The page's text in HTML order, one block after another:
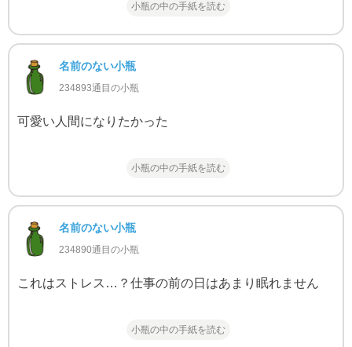
小瓶の中の手紙を読む
名前のない小瓶
234893通目の小瓶
可愛い人間になりたかった
小瓶の中の手紙を読む
名前のない小瓶
234890通目の小瓶
これはストレス…？仕事の前の日はあまり眠れません
小瓶の中の手紙を読む